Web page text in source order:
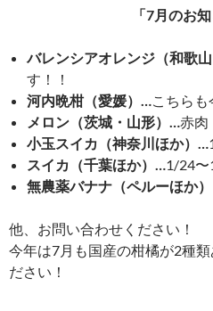
「7月のお
バレンシアオレンジ（和歌
す！！
河内晩柑（愛媛）…こちらも
メロン（茨城・山形）…赤肉
小玉スイカ（神奈川ほか）…
スイカ（千葉ほか）…1/24〜
無農薬バナナ（ペルーほか）
他、お問い合わせください！
今年は7月も国産の柑橘が2種
ださい！